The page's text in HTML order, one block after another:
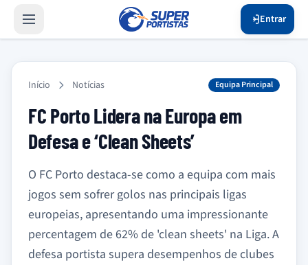
Entrar
Início Notícias Equipa Principal
FC Porto Lidera na Europa em
Defesa e ‘Clean Sheets’
O FC Porto destaca-se como a equipa com mais
jogos sem sofrer golos nas principais ligas
europeias, apresentando uma impressionante
percentagem de 62% de 'clean sheets' na Liga. A
defesa portista supera desempenhos de clubes